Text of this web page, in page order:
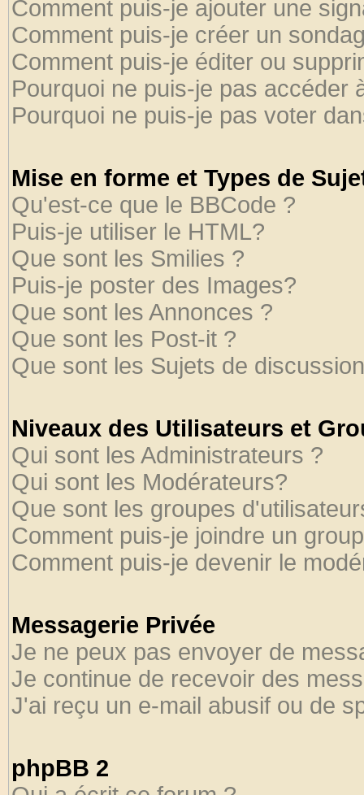
Comment puis-je ajouter une
Comment puis-je créer un
Comment puis-je éditer ou
Pourquoi ne puis-je pas accéder
Pourquoi ne puis-je pas voter
Mise en forme et Types de
Qu'est-ce que le BBCode ?
Puis-je utiliser le HTML?
Que sont les Smilies ?
Puis-je poster des Images?
Que sont les Annonces ?
Que sont les Post-it ?
Que sont les Sujets de
Niveaux des Utilisateurs et
Qui sont les Administrateurs ?
Qui sont les Modérateurs?
Que sont les groupes
Comment puis-je joindre un
Comment puis-je devenir le
Messagerie Privée
Je ne peux pas envoyer de
Je continue de recevoir des
J'ai reçu un e-mail abusif ou de
phpBB 2